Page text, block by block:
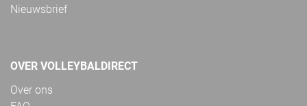
Nieuwsbrief
OVER VOLLEYBALDIRECT
Over ons